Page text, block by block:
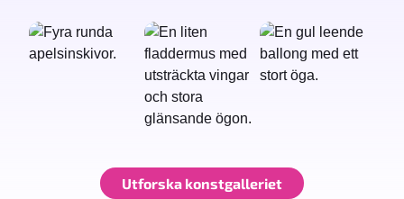
Utforska konstgalleriet